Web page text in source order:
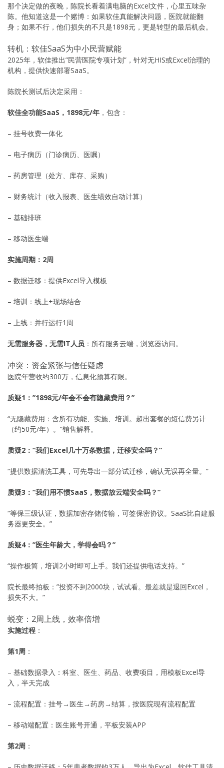
那个决定做的夜晚，陈院长看着满电脑的Excel文件，心里五味杂
陈。他知道这是一个赌博：如果软佳真能解决问题，医院就能翻
身；如果不行，他们损失的不只是1898元，更是转型的最后机会。
转机：软佳SaaS为中小民营赋能
2025年，软佳推出”民营医院专项计划”，针对无HIS或Excel治理的
机构，提供快速部署SaaS。
陈院长测试后决定采用：
软佳全功能SaaS，1898元/年 ，包含：
– 挂号收费一体化
– 电子病历（门诊病历、医嘱）
– 药房管理（处方、库存、采购）
– 财务统计（收入报表、医生绩效自动计算）
– 基础排班
– 移动医生端
实施周期：2周
– 数据迁移：提供Excel导入模板
– 培训：线上+现场结合
– 上线：并行运行1周
无需服务器，无需IT人员 ：所有服务云端，浏览器访问。
冲突：资金紧张与信任疑虑
医院年营收约300万，信息化预算有限。
质疑1：”1898元/年会不会有隐藏费用？”
“无隐藏费用：含所有功能、实施、培训。超出套餐的短信费另计
（约50元/年）。”销售解释。
质疑2：”我们Excel几十万条数据，迁移安全吗？”
“提供数据清洗工具，可先导出一部分试迁移，确认无误再全量。”
质疑3：”我们用不惯SaaS，数据放云端安全吗？”
“等保三级认证，数据加密存储传输，可签保密协议。SaaS比自建服
务器更安全。”
质疑4：”医生年龄大，学得会吗？”
“操作极简，培训2小时即可上手。我们还提供电话支持。”
院长最终拍板：”投资不到2000块，试试看。最差就是退回Excel，
损失不大。”
蜕变：2周上线，效率倍增
实施过程 ：
第1周 ：
– 基础数据录入：科室、医生、药品、收费项目，用模板Excel导
入，半天完成
– 流程配置：挂号→医生→药房→结算，按医院现有流程配置
– 移动端配置：医生账号开通，平板安装APP
第2周 ：